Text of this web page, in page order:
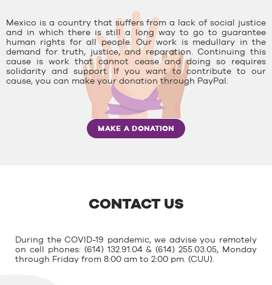
Mexico is a country that suffers from a lack of social justice
and in which there is still a long way to go to guarantee
human rights for all people. Our work is medullary in the
demand for truth, justice, and reparation. Continuing this
cause is work that cannot cease and doing so requires
solidarity and support. If you want to contribute to our
cause, you can make your donation through PayPal.
MAKE A DONATION
CONTACT US
During the COVID-19 pandemic, we advise you remotely
on cell phones: (614) 132.91.04 & (614) 255.03.05, Monday
through Friday from 8:00 am to 2:00 pm. (CUU).